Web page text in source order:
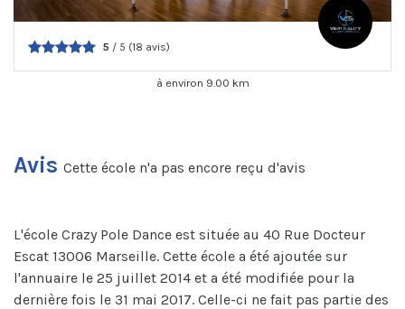
5 / 5 (18 avis)
à environ 9.00 km
Avis Cette école n'a pas encore reçu d'avis
L'école Crazy Pole Dance est située au 40 Rue Docteur
Escat 13006 Marseille. Cette école a été ajoutée sur
l'annuaire le 25 juillet 2014 et a été modifiée pour la
dernière fois le 31 mai 2017. Celle-ci ne fait pas partie des